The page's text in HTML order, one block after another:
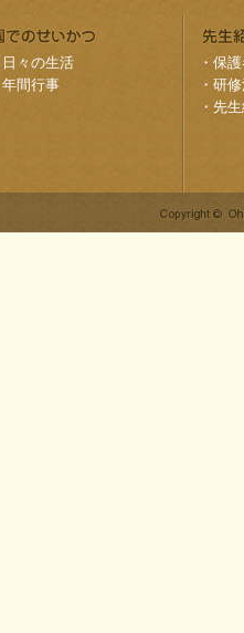
日々の生活
年間行事
・ 保
・ 研
・ 先